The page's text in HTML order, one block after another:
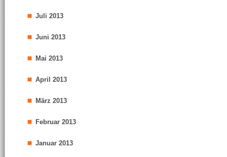
Juli 2013
Juni 2013
Mai 2013
April 2013
März 2013
Februar 2013
Januar 2013